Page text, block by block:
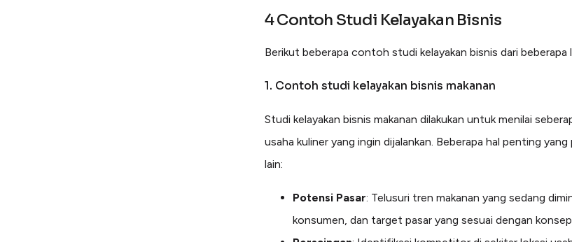
4 Contoh Studi Kelayakan Bisnis
Berikut beberapa contoh studi kelayakan bisnis dari beberapa
1. Contoh studi kelayakan bisnis makanan
Studi kelayakan bisnis makanan dilakukan untuk menilai
usaha kuliner yang ingin dijalankan. Beberapa hal penting yang
lain:
Potensi Pasar: Telusuri tren makanan yang sedang
konsumen, dan target pasar yang sesuai dengan konsep